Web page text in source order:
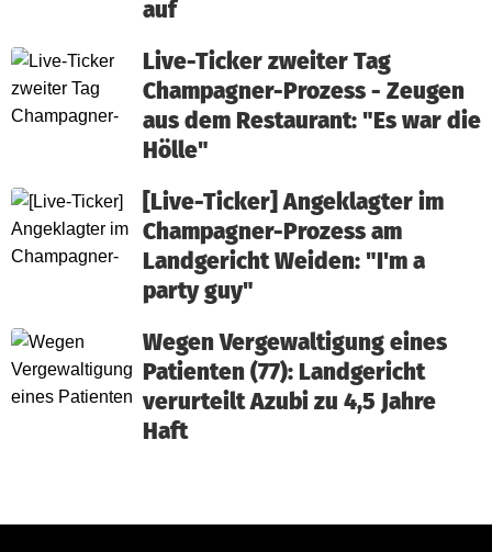
auf
Live-Ticker zweiter Tag
Champagner-Prozess - Zeugen
aus dem Restaurant: "Es war die
Hölle"
[Live-Ticker] Angeklagter im
Champagner-Prozess am
Landgericht Weiden: "I'm a
party guy"
Wegen Vergewaltigung eines
Patienten (77): Landgericht
verurteilt Azubi zu 4,5 Jahre
Haft